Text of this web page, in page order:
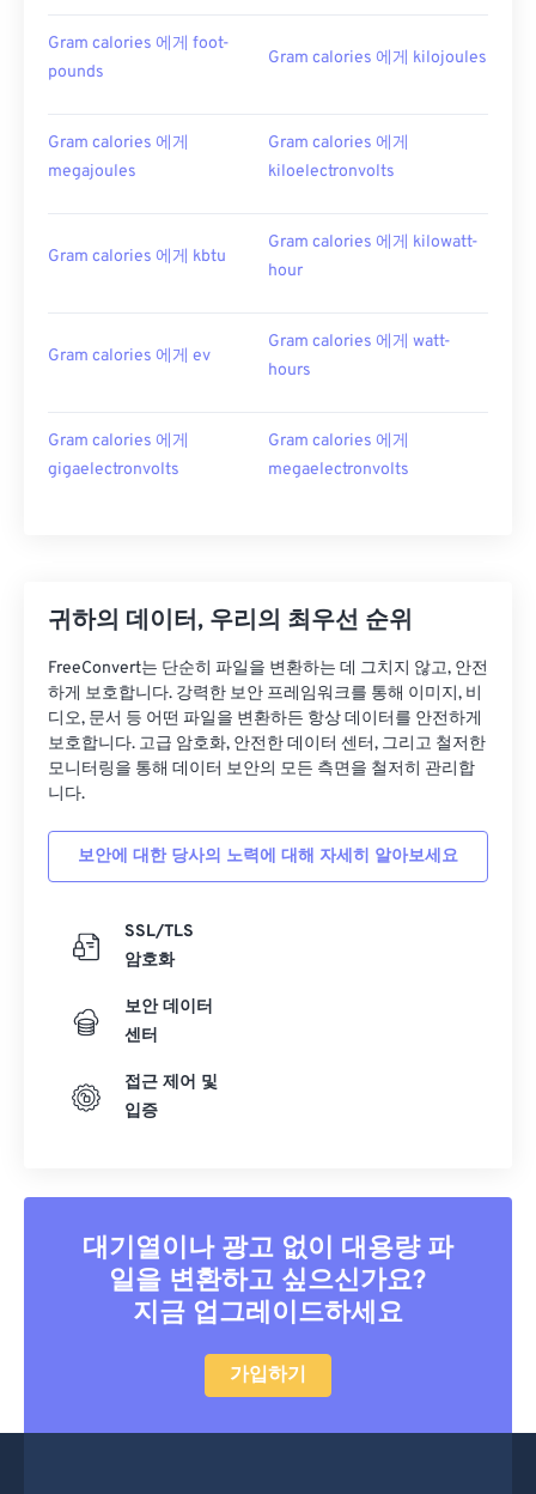
Gram calories 에게 foot-
pounds
Gram calories 에게 kilojoules
Gram calories 에게
megajoules
Gram calories 에게
kiloelectronvolts
Gram calories 에게 kbtu
Gram calories 에게 kilowatt-
hour
Gram calories 에게 ev
Gram calories 에게 watt-
hours
Gram calories 에게
gigaelectronvolts
Gram calories 에게
megaelectronvolts
귀하의 데이터, 우리의 최우선 순위
FreeConvert는 단순히 파일을 변환하는 데 그치지 않고, 안전
하게 보호합니다. 강력한 보안 프레임워크를 통해 이미지, 비
디오, 문서 등 어떤 파일을 변환하든 항상 데이터를 안전하게
보호합니다. 고급 암호화, 안전한 데이터 센터, 그리고 철저한
모니터링을 통해 데이터 보안의 모든 측면을 철저히 관리합
니다.
보안에 대한 당사의 노력에 대해 자세히 알아보세요
SSL/TLS
암호화
보안 데이터
센터
접근 제어 및
입증
대기열이나 광고 없이 대용량 파
일을 변환하고 싶으신가요?
지금 업그레이드하세요
가입하기